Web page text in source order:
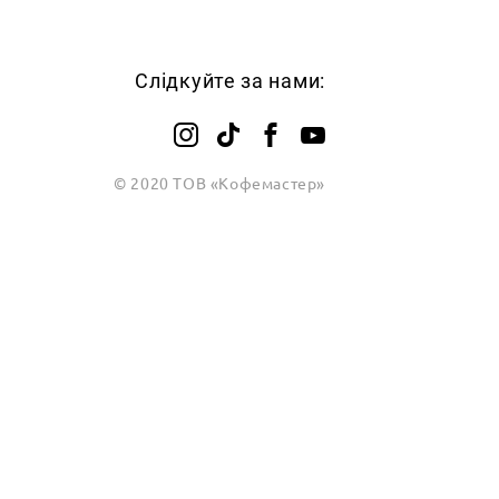
Слідкуйте за нами:
© 2020 ТОВ «Кофемастер»